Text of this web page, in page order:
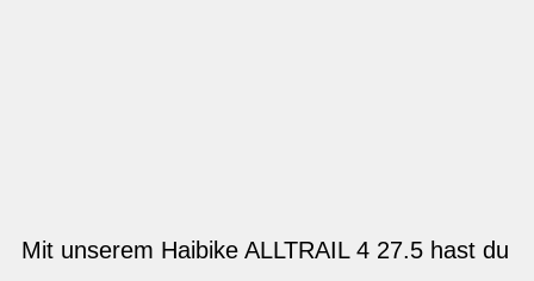
Mit unserem Haibike ALLTRAIL 4 27.5 hast du